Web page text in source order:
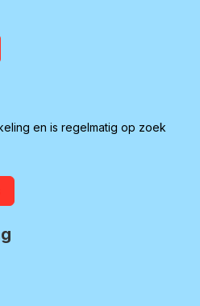
en is regelmatig op zoek